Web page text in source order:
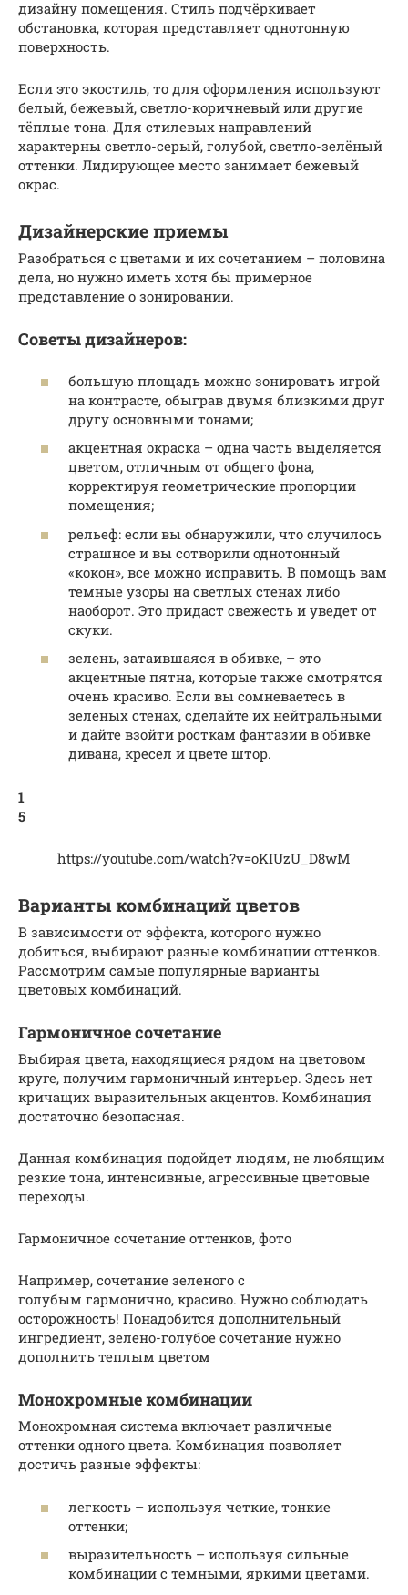
дизайну помещения. Стиль подчёркивает
обстановка, которая представляет однотонную
поверхность.
Если это экостиль, то для оформления используют
белый, бежевый, светло-коричневый или другие
тёплые тона. Для стилевых направлений
характерны светло-серый, голубой, светло-зелёный
оттенки. Лидирующее место занимает бежевый
окрас.
Дизайнерские приемы
Разобраться с цветами и их сочетанием – половина
дела, но нужно иметь хотя бы примерное
представление о зонировании.
Советы дизайнеров:
большую площадь можно зонировать игрой
на контрасте, обыграв двумя близкими друг
другу основными тонами;
акцентная окраска – одна часть выделяется
цветом, отличным от общего фона,
корректируя геометрические пропорции
помещения;
рельеф: если вы обнаружили, что случилось
страшное и вы сотворили однотонный
«кокон», все можно исправить. В помощь вам
темные узоры на светлых стенах либо
наоборот. Это придаст свежесть и уведет от
скуки.
зелень, затаившаяся в обивке, – это
акцентные пятна, которые также смотрятся
очень красиво. Если вы сомневаетесь в
зеленых стенах, сделайте их нейтральными
и дайте взойти росткам фантазии в обивке
дивана, кресел и цвете штор.
1
5
https://youtube.com/watch?v=oKIUzU_D8wM
Варианты комбинаций цветов
В зависимости от эффекта, которого нужно
добиться, выбирают разные комбинации оттенков.
Рассмотрим самые популярные варианты
цветовых комбинаций.
Гармоничное сочетание
Выбирая цвета, находящиеся рядом на цветовом
круге, получим гармоничный интерьер. Здесь нет
кричащих выразительных акцентов. Комбинация
достаточно безопасная.
Данная комбинация подойдет людям, не любящим
резкие тона, интенсивные, агрессивные цветовые
переходы.
Гармоничное сочетание оттенков, фото
Например, сочетание зеленого с
голубым гармонично, красиво. Нужно соблюдать
осторожность! Понадобится дополнительный
ингредиент, зелено-голубое сочетание нужно
дополнить теплым цветом
Монохромные комбинации
Монохромная система включает различные
оттенки одного цвета. Комбинация позволяет
достичь разные эффекты:
легкость – используя четкие, тонкие
оттенки;
выразительность – используя сильные
комбинации с темными, яркими цветами.